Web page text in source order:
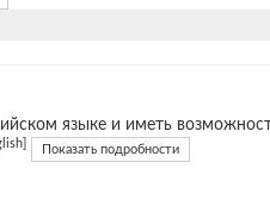
языке и иметь
Показать подробности